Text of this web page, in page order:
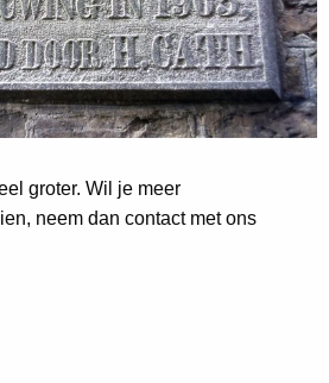
groter. Wil je meer
neem dan contact met ons